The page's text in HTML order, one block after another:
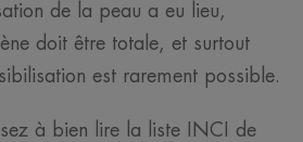
de la peau a eu lieu,
doit être totale, et surtout
est rarement possible.
à bien lire la liste INCI de